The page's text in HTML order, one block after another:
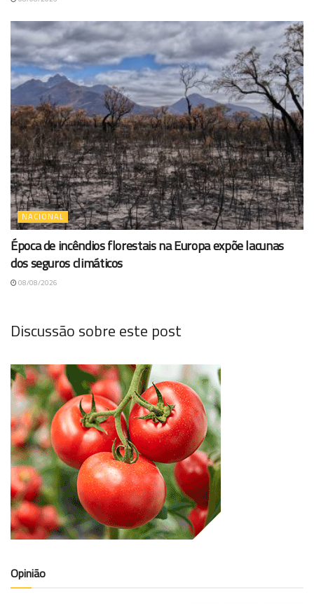
NACIONAL
Época de incêndios florestais na Europa expõe lacunas
dos seguros climáticos
08/08/2026
Discussão sobre este post
Opinião